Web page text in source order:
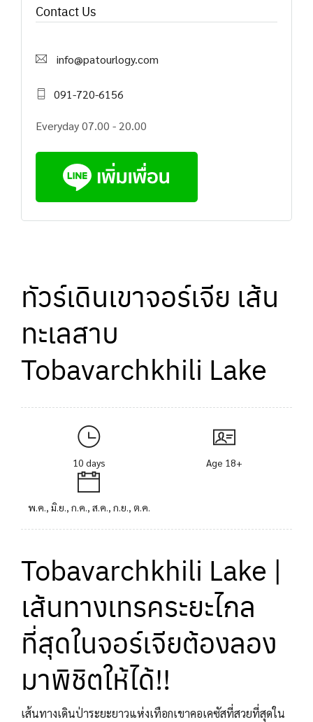
Contact Us
info@patourlogy.com
091-720-6156
Everyday 07.00 - 20.00
ทัวร์เดินเขาจอร์เจีย เส้น
ทะเลสาบ
Tobavarchkhili Lake
10 days Age 18+
พ.ค., มิ.ย., ก.ค., ส.ค., ก.ย., ต.ค.
Tobavarchkhili Lake |
เส้นทางเทรคระยะไกล
ที่สุดในจอร์เจียต้องลอง
มาพิชิตให้ได้!!
เส้นทางเดินป่าระยะยาวแห่งเทือกเขาคอเคซัสที่สวยที่สุดใน